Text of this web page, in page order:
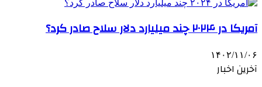
آمریکا در ۲۰۲۴ چند میلیارد دلار سلاح صادر کرد؟
۱۴۰۲/۱۱/۰۶
آخرین اخبار